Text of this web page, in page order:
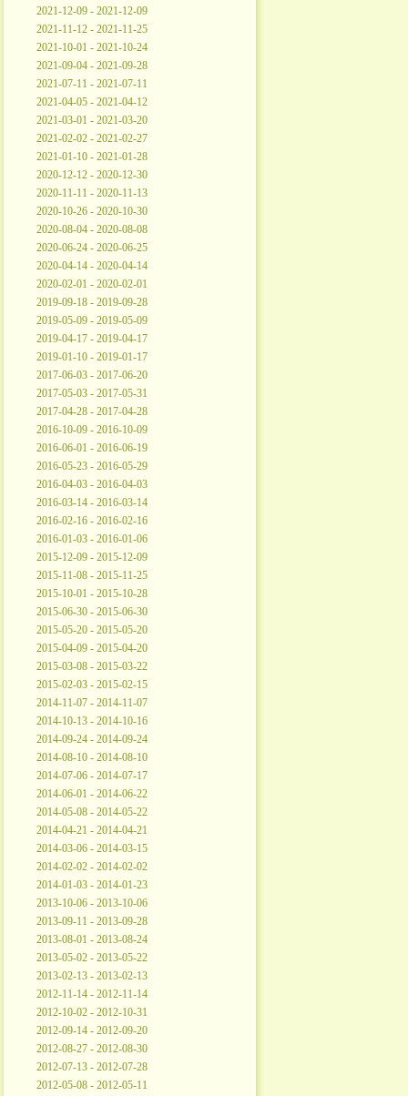
2021-12-09 - 2021-12-09
2021-11-12 - 2021-11-25
2021-10-01 - 2021-10-24
2021-09-04 - 2021-09-28
2021-07-11 - 2021-07-11
2021-04-05 - 2021-04-12
2021-03-01 - 2021-03-20
2021-02-02 - 2021-02-27
2021-01-10 - 2021-01-28
2020-12-12 - 2020-12-30
2020-11-11 - 2020-11-13
2020-10-26 - 2020-10-30
2020-08-04 - 2020-08-08
2020-06-24 - 2020-06-25
2020-04-14 - 2020-04-14
2020-02-01 - 2020-02-01
2019-09-18 - 2019-09-28
2019-05-09 - 2019-05-09
2019-04-17 - 2019-04-17
2019-01-10 - 2019-01-17
2017-06-03 - 2017-06-20
2017-05-03 - 2017-05-31
2017-04-28 - 2017-04-28
2016-10-09 - 2016-10-09
2016-06-01 - 2016-06-19
2016-05-23 - 2016-05-29
2016-04-03 - 2016-04-03
2016-03-14 - 2016-03-14
2016-02-16 - 2016-02-16
2016-01-03 - 2016-01-06
2015-12-09 - 2015-12-09
2015-11-08 - 2015-11-25
2015-10-01 - 2015-10-28
2015-06-30 - 2015-06-30
2015-05-20 - 2015-05-20
2015-04-09 - 2015-04-20
2015-03-08 - 2015-03-22
2015-02-03 - 2015-02-15
2014-11-07 - 2014-11-07
2014-10-13 - 2014-10-16
2014-09-24 - 2014-09-24
2014-08-10 - 2014-08-10
2014-07-06 - 2014-07-17
2014-06-01 - 2014-06-22
2014-05-08 - 2014-05-22
2014-04-21 - 2014-04-21
2014-03-06 - 2014-03-15
2014-02-02 - 2014-02-02
2014-01-03 - 2014-01-23
2013-10-06 - 2013-10-06
2013-09-11 - 2013-09-28
2013-08-01 - 2013-08-24
2013-05-02 - 2013-05-22
2013-02-13 - 2013-02-13
2012-11-14 - 2012-11-14
2012-10-02 - 2012-10-31
2012-09-14 - 2012-09-20
2012-08-27 - 2012-08-30
2012-07-13 - 2012-07-28
2012-05-08 - 2012-05-11